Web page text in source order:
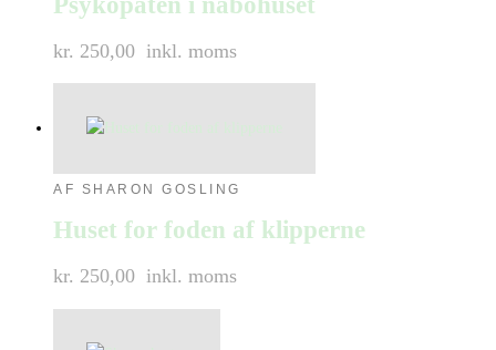
kr. 250,00 inkl. moms
AF SHARON GOSLING
Huset for foden af klipperne
kr. 250,00 inkl. moms